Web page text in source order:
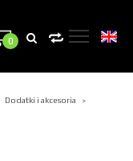
0
Dodatki i akcesoria >